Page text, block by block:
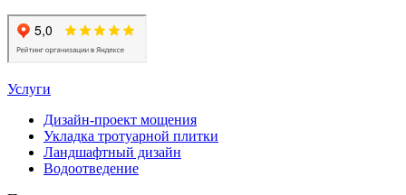
Услуги
Дизайн-проект мощения
Укладка тротуарной плитки
Ландшафтный дизайн
Водоотведение